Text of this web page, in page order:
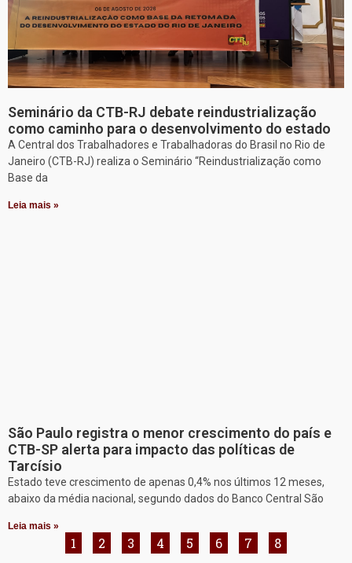
Seminário da CTB-RJ debate reindustrialização
como caminho para o desenvolvimento do estado
A Central dos Trabalhadores e Trabalhadoras do Brasil no Rio de
Janeiro (CTB-RJ) realiza o Seminário “Reindustrialização como
Base da
Leia mais »
São Paulo registra o menor crescimento do país e
CTB-SP alerta para impacto das políticas de
Tarcísio
Estado teve crescimento de apenas 0,4% nos últimos 12 meses,
abaixo da média nacional, segundo dados do Banco Central São
Leia mais »
1 2 3 4 5 6 7 8